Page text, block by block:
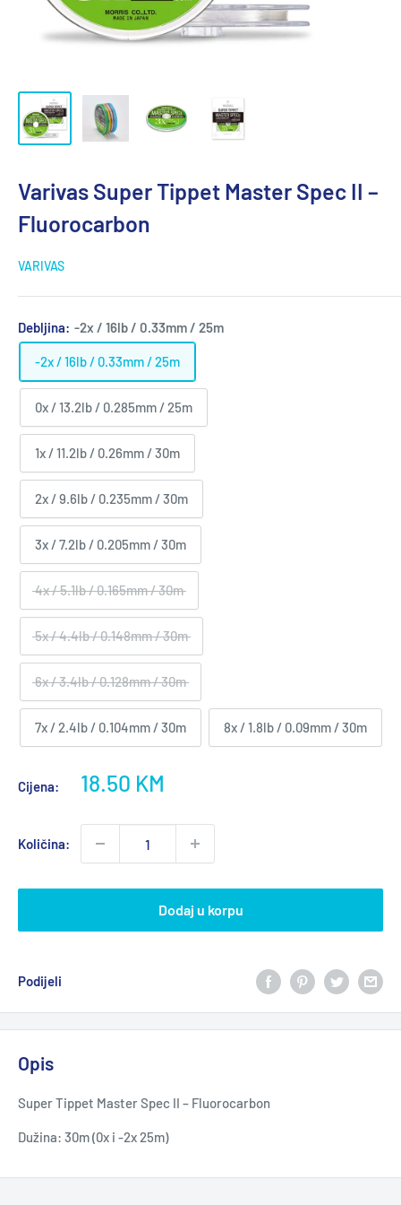
Varivas Super Tippet Master Spec II –
Fluorocarbon
VARIVAS
Debljina: -2x / 16lb / 0.33mm / 25m
-2x / 16lb / 0.33mm / 25m
0x / 13.2lb / 0.285mm / 25m
1x / 11.2lb / 0.26mm / 30m
2x / 9.6lb / 0.235mm / 30m
3x / 7.2lb / 0.205mm / 30m
4x / 5.1lb / 0.165mm / 30m
5x / 4.4lb / 0.148mm / 30m
6x / 3.4lb / 0.128mm / 30m
7x / 2.4lb / 0.104mm / 30m 8x / 1.8lb / 0.09mm / 30m
Cijena:
Akcijska
18.50 KM
Količina:
Dodaj u korpu
Podijeli
Opis
Super Tippet Master Spec II – Fluorocarbon
Dužina: 30m (0x i -2x 25m)